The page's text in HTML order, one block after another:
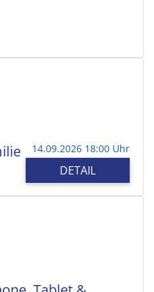
14.09.2026 18:00 Uhr
DETAIL